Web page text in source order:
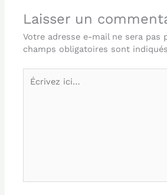
Laisser un
Votre adresse e-mail ne sera pas
champs obligatoires sont
ici…